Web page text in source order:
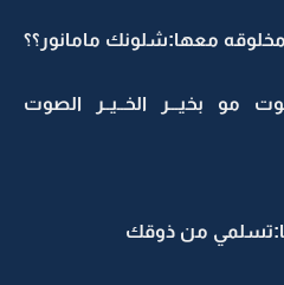
معها:شلونك مامانور؟؟
بخيـــر الخــيــر الصوت
من ذوقك